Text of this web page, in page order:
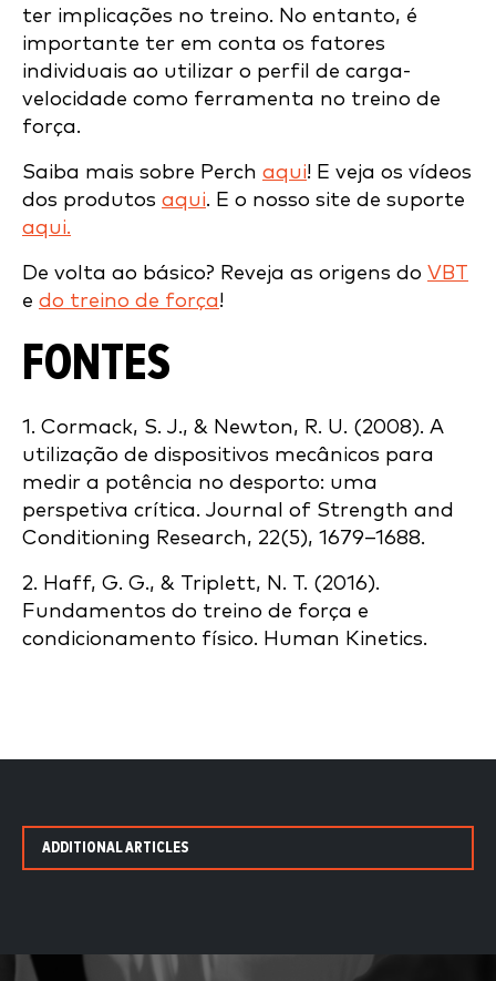
ter implicações no treino. No entanto, é
importante ter em conta os fatores
individuais ao utilizar o perfil de carga-
velocidade como ferramenta no treino de
força.
Saiba mais sobre Perch aqui! E veja os vídeos
dos produtos aqui. E o nosso site de suporte
aqui.
De volta ao básico? Reveja as origens do VBT
e do treino de força!
FONTES
1. Cormack, S. J., & Newton, R. U. (2008). A
utilização de dispositivos mecânicos para
medir a potência no desporto: uma
perspetiva crítica. Journal of Strength and
Conditioning Research, 22(5), 1679–1688.
2. Haff, G. G., & Triplett, N. T. (2016).
Fundamentos do treino de força e
condicionamento físico. Human Kinetics.
ADDITIONAL ARTICLES